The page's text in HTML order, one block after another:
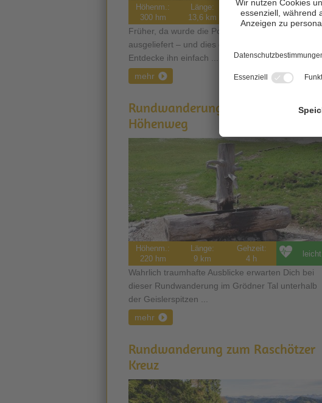
Höhenm.:
300 hm
Länge:
13,6 km
Gehzeit:
4 h
mittel
Früher, da wurde die Post noch zu Fuß
ausgeliefert – und dies genau auf diesem Weg.
Entdecke ihn einfach ...
mehr
Rundwanderung am Cisles
Höhenweg
Höhenm.:
220 hm
Länge:
9 km
Gehzeit:
4 h
leicht
Wahrlich traumhafte Ausblicke erwarten Dich bei
dieser Rundwanderung im Grödner Tal unterhalb
der Geislerspitzen ...
mehr
Rundwanderung zum Raschötzer
Kreuz